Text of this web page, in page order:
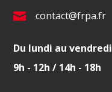
l
.
:
E
m
a
contact@frpa.fr
Du lundi au vendredi
9h - 12h / 14h - 18h